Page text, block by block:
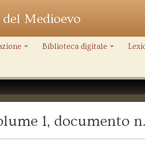
Medioevo
Biblioteca digitale
1, documento